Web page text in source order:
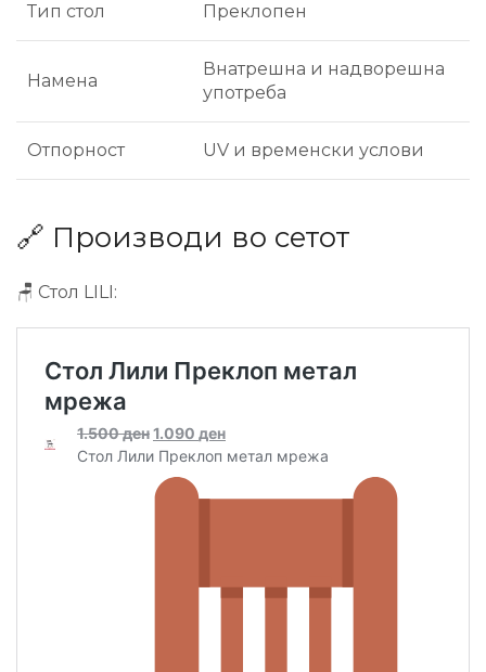
Тип стол Преклопен
Намена
Внатрешна и надворешна
употреба
Отпорност UV и временски услови
🔗 Производи во сетот
🪑 Стол LILI: